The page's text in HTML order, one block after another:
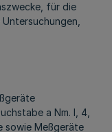
für die
a Nm. l, 4,
sowie Meßgeräte